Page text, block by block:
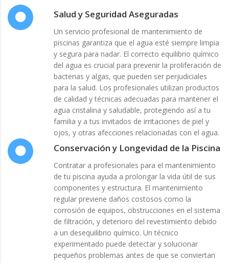
Salud y Seguridad Aseguradas
Un servicio profesional de mantenimiento de
piscinas garantiza que el agua esté siempre limpia
y segura para nadar. El correcto equilibrio químico
del agua es crucial para prevenir la proliferación de
bacterias y algas, que pueden ser perjudiciales
para la salud. Los profesionales utilizan productos
de calidad y técnicas adecuadas para mantener el
agua cristalina y saludable, protegiendo así a tu
familia y a tus invitados de irritaciones de piel y
ojos, y otras afecciones relacionadas con el agua.
Conservación y Longevidad de la Piscina
Contratar a profesionales para el mantenimiento
de tu piscina ayuda a prolongar la vida útil de sus
componentes y estructura. El mantenimiento
regular previene daños costosos como la
corrosión de equipos, obstrucciones en el sistema
de filtración, y deterioro del revestimiento debido
a un desequilibrio químico. Un técnico
experimentado puede detectar y solucionar
pequeños problemas antes de que se conviertan